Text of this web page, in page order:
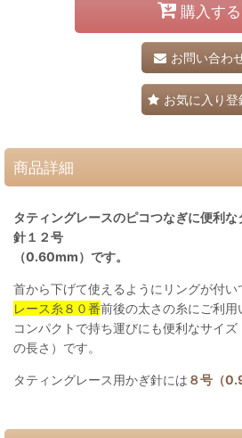
購入する
お問い合わ
お気に入り登
商品詳細
タティングレースのピコつなぎに便利
針１２号
（0.60mm）です。
首から下げて使えるようにリングが付い
レース糸８０番前後の太さの糸にご利用
コンパクトで持ち運びにも便利なサイ
の長さ）です。
タティングレース用かぎ針には ８号（